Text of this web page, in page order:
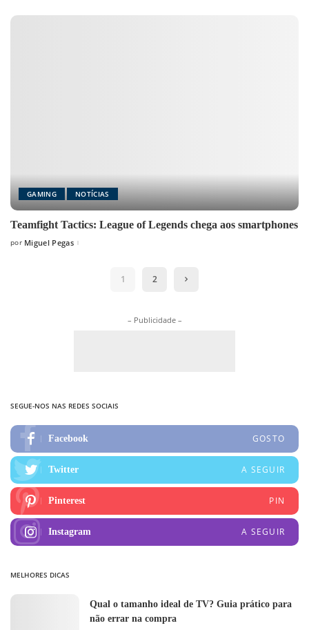
GAMING NOTÍCIAS
Teamfight Tactics: League of Legends chega aos smartphones
Posted
por Miguel Pegas
1 2
– Publicidade –
SEGUE-NOS NAS REDES SOCIAIS
Facebook GOSTO
Twitter A SEGUIR
Pinterest PIN
Instagram A SEGUIR
MELHORES DICAS
Qual o tamanho ideal de TV? Guia prático para
não errar na compra